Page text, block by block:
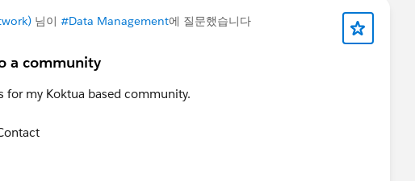
님이 #Data Management에 질문했습니다
a community
my Koktua based community.